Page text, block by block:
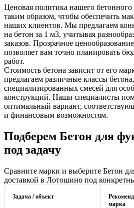
Ценовая политика нашего бетонного
таким образом, чтобы обеспечить
наших клиентов. Мы предлагаем
на бетон за 1 м3, учитывая
заказов. Прозрачное
позволяет вам точно планировать
работ.
Стоимость бетона зависит от его
предлагаем различные классы
специализированных смесей для
конструкций. Наши специалисты
оптимальный вариант,
и финансовым возможностям.
Подберем Бетон для
под задачу
Сравните марки и выберите Бетон
доставкой в Лотошино под
Задача / объект
марка